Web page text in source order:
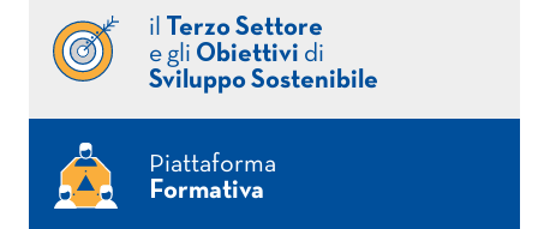
il
Terzo Settore
e gli Obiettivi di
Sviluppo Sostenibile
Piattaforma
Formativa